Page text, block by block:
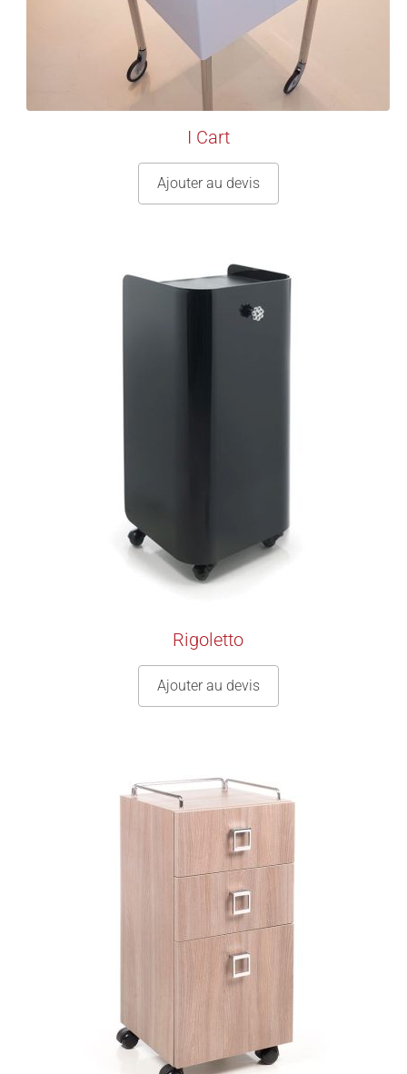
I Cart
Ajouter au devis
Rigoletto
Ajouter au devis